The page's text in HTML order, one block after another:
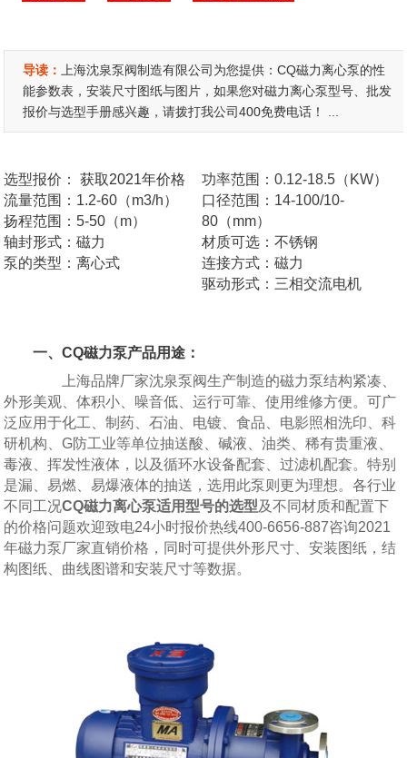
导读：
上海沈泉泵阀制造有限公司为您提供：CQ磁力离心泵的性
能参数表，安装尺寸图纸与图片，如果您对磁力离心泵型号、批发
报价与选型手册感兴趣，请拨打我公司400免费电话！ ...
选型报价：
获取2021年价格
流量范围：1.2-60（m3/h）
扬程范围：5-50（m）
轴封形式：磁力
泵的类型：离心式
功率范围：0.12-18.5（KW）
口径范围：14-100/10-
80（mm）
材质可选：不锈钢
连接方式：磁力
驱动形式：三相交流电机
一、CQ磁力泵产品用途：
上海品牌厂家沈泉泵阀生产制造的磁力泵结构紧凑、
外形美观、体积小、噪音低、运行可靠、使用维修方便。可广
泛应用于化工、制药、石油、电镀、食品、电影照相洗印、科
研机构、G防工业等单位抽送酸、碱液、油类、稀有贵重液、
毒液、挥发性液体，以及循环水设备配套、过滤机配套。特别
是漏、易燃、易爆液体的抽送，选用此泵则更为理想。各行业
不同工况CQ磁力离心泵适用型号的选型及不同材质和配置下
的价格问题欢迎致电24小时报价热线400-6656-887咨询2021
年磁力泵厂家直销价格，同时可提供外形尺寸、安装图纸，结
构图纸、曲线图谱和安装尺寸等数据。